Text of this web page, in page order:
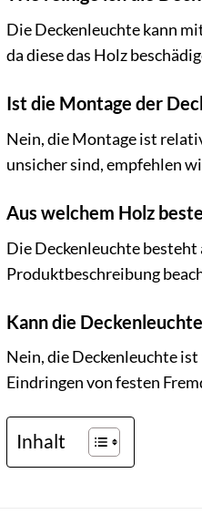
Die Deckenleuchte kann
da diese das Holz
Ist die Montage der
Nein, die Montage ist
unsicher sind, empfehlen
Aus welchem Holz
Die Deckenleuchte
Produktbeschreibung
Kann die
Nein, die Deckenleuchte
Eindringen von festen
Inhalt